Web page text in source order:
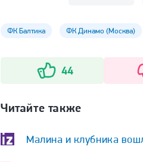
ФК Балтика ФК Динамо (Москва)
44
Читайте также
Малина и клубника